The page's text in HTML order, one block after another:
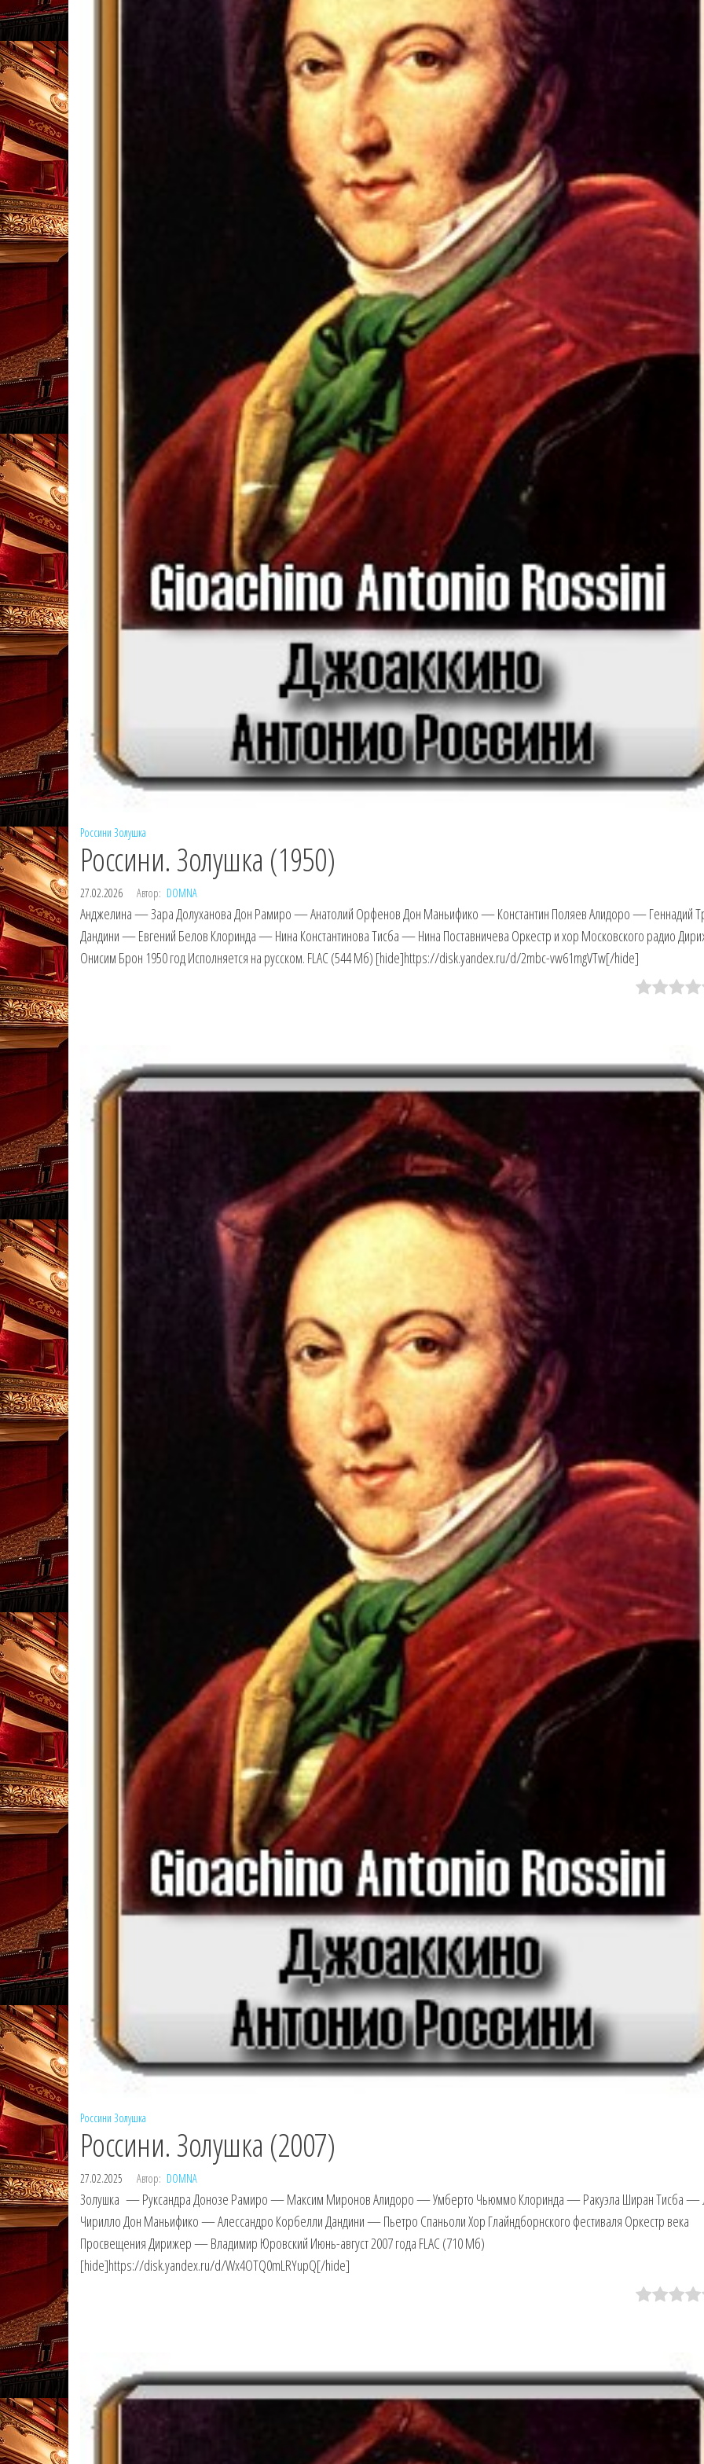
Россини Золушка
Россини. Золушка (1950)
27.02.2026 Автор: DOMNA
Анджелина — Зара Долуханова Дон Рамиро — Анатолий Орфенов Дон Маньифико — Константин Поляев Алидоро — Геннадий
Дандини — Евгений Белов Клоринда — Нина Константинова Тисба — Нина Поставничева Оркестр и хор Московского радио
Онисим Брон 1950 год Исполняется на русском. FLAC (544 Мб) [hide]https://disk.yandex.ru/d/2mbc-vw61mgVTw[/hide]
Россини Золушка
Россини. Золушка (2007)
27.02.2025 Автор: DOMNA
Золушка — Руксандра Донозе Рамиро — Максим Миронов Алидоро — Умберто Чьюммо Клоринда — Ракуэла Ширан Тисба —
Чирилло Дон Маньифико — Алессандро Корбелли Дандини — Пьетро Спаньоли Хор Глайндборнского фестиваля Оркестр века
Просвещения Дирижер — Владимир Юровский Июнь-август 2007 года FLAC (710 Мб)
[hide]https://disk.yandex.ru/d/Wx4OTQ0mLRYupQ[/hide]